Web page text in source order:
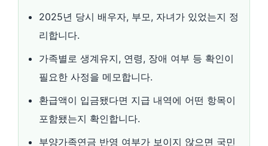
2025년 당시 배우자, 부모, 자녀가 있었는지 정
리합니다.
가족별로 생계유지, 연령, 장애 여부 등 확인이
필요한 사정을 메모합니다.
환급액이 입금됐다면 지급 내역에 어떤 항목이
포함됐는지 확인합니다.
부양가족연금 반영 여부가 보이지 않으면 국민